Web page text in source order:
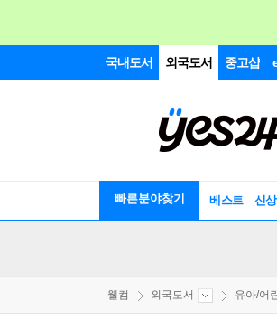
국내도서 외국도서 중고샵
빠른분야찾기 베스트 신
웰컴 외국도서 유아/어